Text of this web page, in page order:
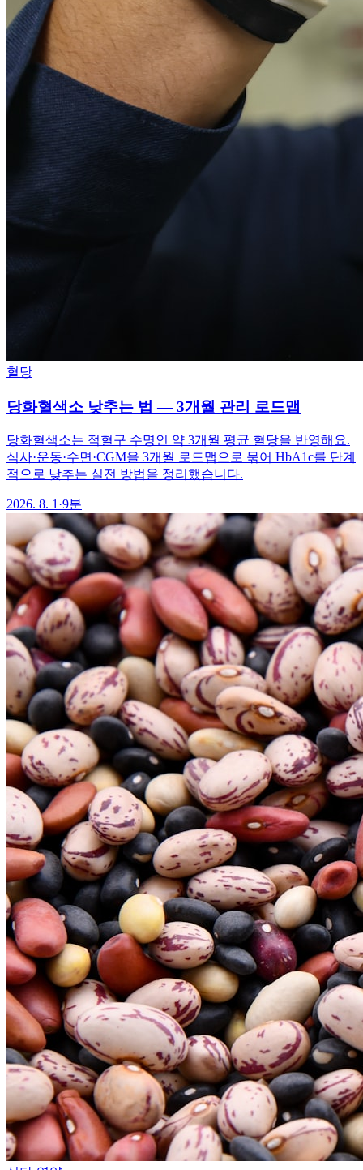
혈당
당화혈색소 낮추는 법 — 3개월 관리 로드맵
당화혈색소는 적혈구 수명인 약 3개월 평균 혈당을 반영해요.
식사·운동·수면·CGM을 3개월 로드맵으로 묶어 HbA1c를 단계
적으로 낮추는 실전 방법을 정리했습니다.
2026. 8. 1 ·9분